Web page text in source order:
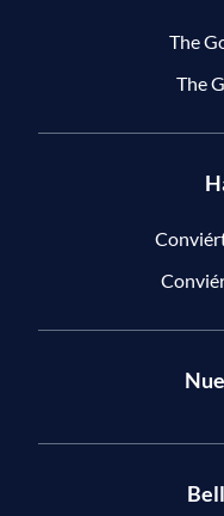
The
The